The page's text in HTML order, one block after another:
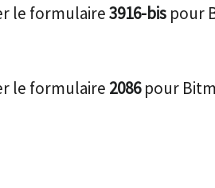
le formulaire3916-bis pour
le formulaire 2086pour